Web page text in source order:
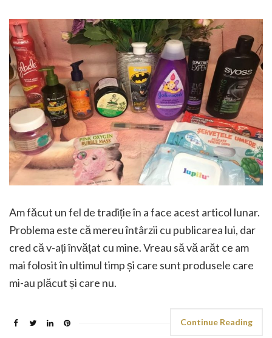
Am făcut un fel de tradiție în a face acest articol lunar.
Problema este că mereu întârzii cu publicarea lui, dar
cred că v-ați învățat cu mine. Vreau să vă arăt ce am
mai folosit în ultimul timp și care sunt produsele care
mi-au plăcut și care nu.
Continue Reading